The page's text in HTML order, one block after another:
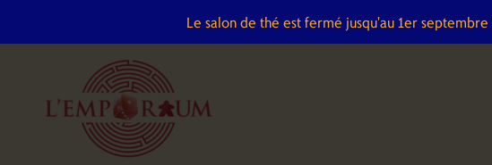
Le salon de thé est fermé jusqu'au 1er